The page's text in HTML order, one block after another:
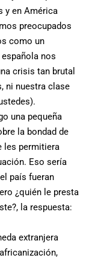
y en América
preocupados
como un
nos
crisis tan brutal
ni nuestra clase
una pequeña
la bondad de
les permitiera
Eso sería
país fueran
¿quién le presta
la respuesta:
extranjera